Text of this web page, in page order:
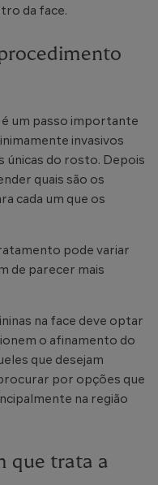
da face.
é um passo importante
invasivos
únicas do rosto. Depois
quais são os
cada um que os
pode variar
de parecer mais
na face deve optar
o afinamento do
que desejam
por opções que
na região
que trata a